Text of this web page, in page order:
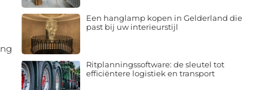
Een hanglamp kopen in Gelderland die
past bij uw interieurstijl
Ritplanningssoftware: de sleutel tot
efficiëntere logistiek en transport